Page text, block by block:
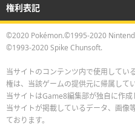
権利表記
©2020 Pokémon.©1995-2020
©1993-2020 Spike Chunsoft.
当サイトのコンテンツ内で使用してい
権は、当該ゲームの提供元に帰属してい
当サイトはGame8編集部が独自に作成
当サイトが掲載しているデータ、画像
ております。